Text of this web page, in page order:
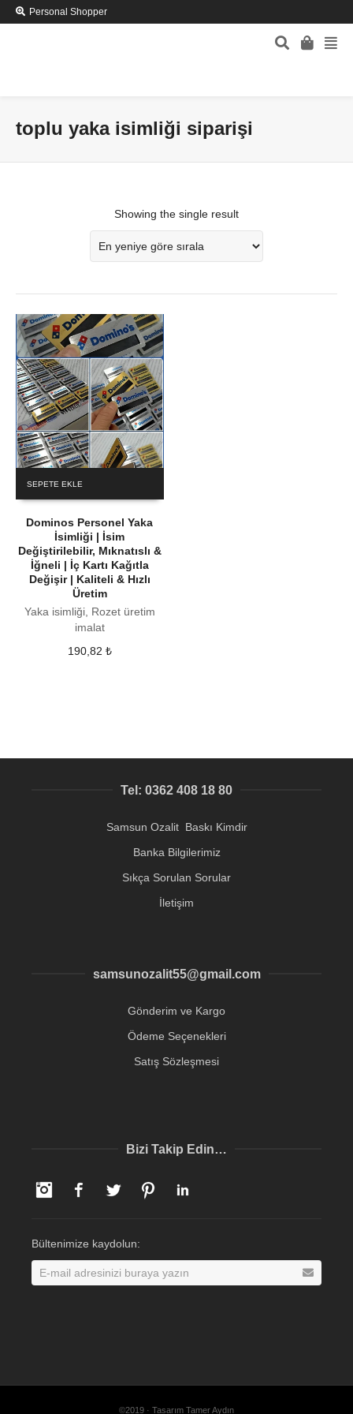
Personal Shopper
toplu yaka isimliği siparişi
Showing the single result
SEPETE EKLE
Dominos Personel Yaka
İsimliği | İsim
Değiştirilebilir, Mıknatıslı &
İğneli | İç Kartı Kağıtla
Değişir | Kaliteli & Hızlı
Üretim
Yaka isimliği, Rozet üretim
imalat
190,82 ₺
Tel: 0362 408 18 80
Samsun Ozalit Baskı Kimdir
Banka Bilgilerimiz
Sıkça Sorulan Sorular
İletişim
samsunozalit55@gmail.com
Gönderim ve Kargo
Ödeme Seçenekleri
Satış Sözleşmesi
Bizi Takip Edin…
InstagramFacebookTwitter Pinterest
Bültenimize kaydolun:
©2019 · Tasarım Tamer Aydın